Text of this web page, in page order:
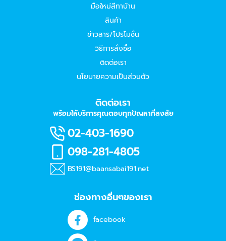
มือใหม่สีทาบ้าน
สินค้า
ข่าวสาร/โปรโมชั่น
วิธีการสั่งซื้อ
ติดต่อเรา
นโยบายความเป็นส่วนตัว
ติดต่อเรา
พร้อมให้บริการคุณตอบทุกปัญหาที่สงสัย
02-403-1690
098-281-4805
BS191@baansabai191.net
ช่องทางอื่นๆของเรา
facebook